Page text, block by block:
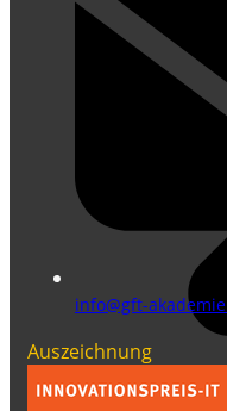
info@gft-
Auszeichnung